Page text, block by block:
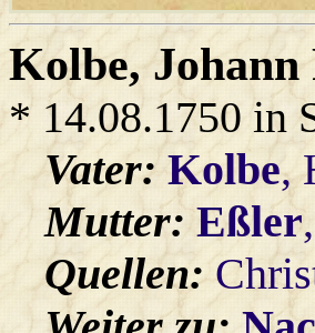
Kolbe,
* 14.08.1750 in
Vater:Kolbe,
Mutter:Eßler
Quellen: